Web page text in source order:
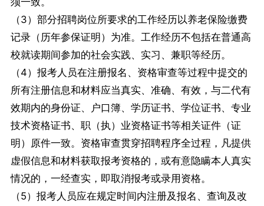
（3）部分招聘岗位所要求的工作经历以养老保险缴费
记录（历年参保证明）为准。工作经历不包括在普通高
校就读期间参加的社会实践、实习、兼职等经历。
（4）报考人员在注册报名、资格审查等过程中提交的
所有注册信息和材料应当真实、准确、有效，与二代有
效期内的身份证、户口簿、学历证书、学位证书、专业
技术资格证书、职（执）业资格证书等相关证件（证
明）原件一致。资格审查贯穿招聘程序全过程，凡提供
虚假信息和材料获取报考资格的，或有意隐瞒本人真实
情况的，一经查实，即取消报考或录用资格。
（5）报考人员应在规定时间内注册及报名、查询及改